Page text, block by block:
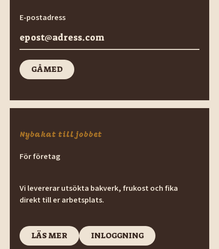
E-postadress
GÅ med
GÅ MED
Nybakat till jobbet
För företag
Vi levererar utsökta bakverk, frukost och fika
direkt till er arbetsplats.
LÄS MER
LÄS MER
INLOGGNING
INLOGGNING